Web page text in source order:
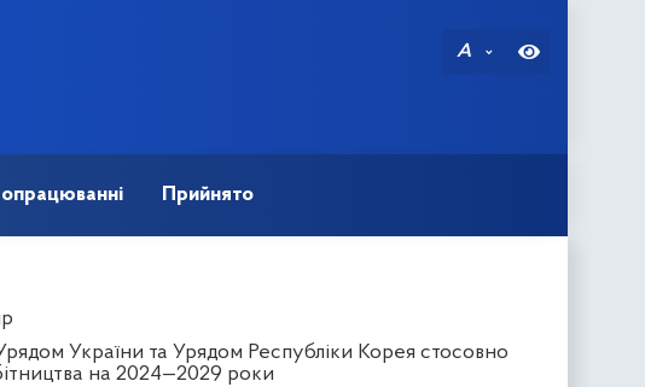
A
Прийнято
України та Урядом Республіки Корея стосовно
на 2024—2029 роки